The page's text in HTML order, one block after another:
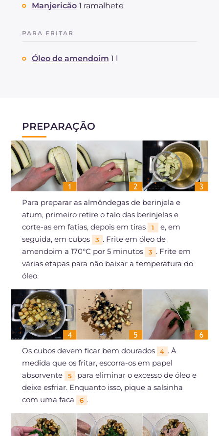
Manjericão 1 ramalhete
PARA FRITAR
Óleo de amendoim 1 l
PREPARAÇÃO
Para preparar as almôndegas de berinjela e
atum, primeiro retire o talo das berinjelas e
corte-as em fatias, depois em tiras
1
e, em
seguida, em cubos
3 . Frite em óleo de
amendoim a 170°C por 5 minutos
3 . Frite em
várias etapas para não baixar a temperatura do
óleo.
Os cubos devem ficar bem dourados 4 . À
medida que os fritar, escorra-os em papel
absorvente
5
para eliminar o excesso de óleo e
deixe esfriar. Enquanto isso, pique a salsinha
com uma faca
6 .